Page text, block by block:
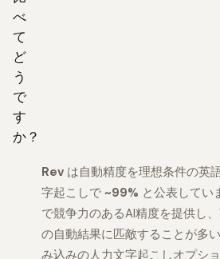
べ
て
ど
う
で
す
か？
Rev は自動精度を理想条件の英
字起こしで ~99% と公表してい
で競争力のあるAI精度を提供し
の自動結果に匹敵することが多
み込みの人力文字起こしオプシ